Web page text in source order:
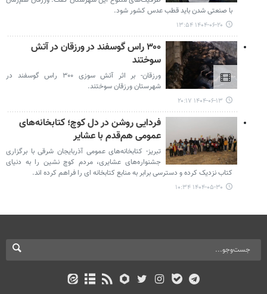
با صنعتی شدن باید قطب عدس کشور شود.
۱۴۰۴-۰۶-۲۰ ۱۳:۵۴
۳۰۰ راس گوسفند در ورزقان در آتش
سوختند
ورزقان- بر اثر آتش سوزی ۳۰۰ راس گوسفند در
شهرستان ورزقان سوختند.
۱۴۰۴-۰۶-۱۳ ۲۰:۱۷
فردایی روشن در دل کوچ؛ کتابخانه‌های
عمومی هم‌قدم با عشایر
تبریز- کتابخانه‌های عمومی آذربایجان شرقی با برگزاری
جشنواره‌های عشایری، مردم کوچ نشین را به دنیای
کتاب نزدیک کرده و دسترسی برابر به منابع کتابخانه ای را فراهم کرده اند.
۱۴۰۴-۰۵-۳۰ ۱۰:۳۴